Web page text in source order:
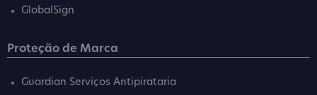
GlobalSign
Proteção de Marca
Guardian Serviços Antipirataria